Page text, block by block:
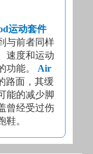
运动套件
与前者同样
速度和运动
功能。 Air
路面，其缓
能的减少脚
曾经受过伤
鞋。